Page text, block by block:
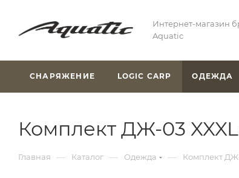
Интернет-магазин
Aquatic
СНАРЯЖЕНИЕ LOGIC CARP ОДЕЖДА
Комплект ДЖ-03
Главная — Каталог — Одежда — Комплект